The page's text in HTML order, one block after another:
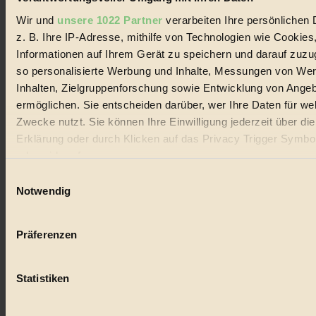
Wir und unsere 1022 Partner verarbeiten Ihre persönlichen
z. B. Ihre IP-Adresse, mithilfe von Technologien wie
Informationen auf Ihrem Gerät zu speichern und darauf
so personalisierte Werbung und Inhalte, Messungen von
Inhalten, Zielgruppenforschung sowie Entwicklung von
ermöglichen. Sie entscheiden darüber, wer Ihre Daten für
Zwecke nutzt. Sie können Ihre Einwilligung jederzeit über
Erklärung oder durch Klicken auf das Privacy Trigger
oder widerrufen
Wenn Sie es erlauben, würden wir auch gerne:
Ihr Gerät durch aktives Scannen nach bestimmten
Erfahren Sie mehr darüber, wie Ihre persönlichen Daten
Notwendig
Präferenzen
Statistiken
Coverstory
GROSSER WIRBEL um Versuche, den Ozean und
seine Bewegungen festzuhalten.
Außerdem im Heft
GEMEIN:
Entleerung voll wieder zu dir zurückkommen.